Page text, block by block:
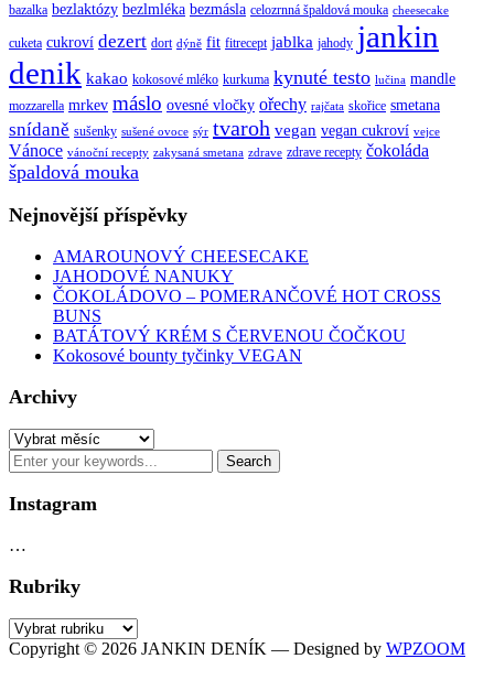
bazalka bezlaktózy bezlmléka bezmásla celozrnná špaldová mouka cheesecake
cuketa cukroví dezert dort dýně fit fitrecept jablka jahody jankin
denik kakao kokosové mléko kurkuma kynuté testo lučina mandle
mozzarella mrkev máslo ovesné vločky ořechy rajčata skořice smetana
snídaně sušenky sušené ovoce sýr tvaroh vegan vegan cukroví vejce
Vánoce vánoční recepty zakysaná smetana zdrave zdrave recepty čokoláda
špaldová mouka
Nejnovější příspěvky
AMAROUNOVÝ CHEESECAKE
JAHODOVÉ NANUKY
ČOKOLÁDOVO – POMERANČOVÉ HOT CROSS
BUNS
BATÁTOVÝ KRÉM S ČERVENOU ČOČKOU
Kokosové bounty tyčinky VEGAN
Archivy
Archivy
Instagram
…
Rubriky
Rubriky
Copyright © 2026 JANKIN DENÍK — Designed by WPZOOM